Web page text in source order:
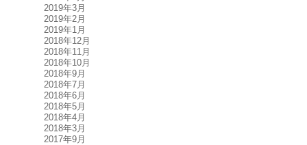
2019年3月
2019年2月
2019年1月
2018年12月
2018年11月
2018年10月
2018年9月
2018年7月
2018年6月
2018年5月
2018年4月
2018年3月
2017年9月